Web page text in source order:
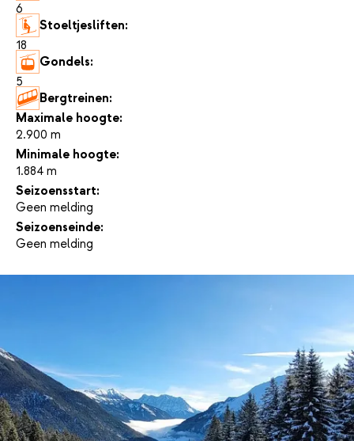
6
Stoeltjesliften:
18
Gondels:
5
Bergtreinen:
-
Maximale hoogte:
2.900 m
Minimale hoogte:
1.884 m
Seizoensstart:
Geen melding
Seizoenseinde:
Geen melding